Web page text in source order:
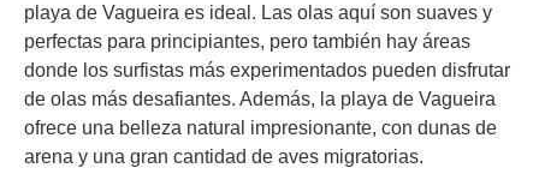
playa de Vagueira es ideal. Las olas aquí son suaves y
perfectas para principiantes, pero también hay áreas
donde los surfistas más experimentados pueden disfrutar
de olas más desafiantes. Además, la playa de Vagueira
ofrece una belleza natural impresionante, con dunas de
arena y una gran cantidad de aves migratorias.